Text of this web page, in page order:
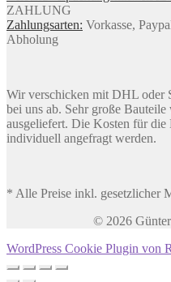
ZAHLUNG
Zahlungsarten: Vorkasse,
Abholung
Wir verschicken mit DHL oder
bei uns ab. Sehr große
ausgeliefert. Die Kosten für
individuell angefragt werden.
* Alle Preise inkl. gesetzlicher
© 2026
WordPress Cookie Plugin von